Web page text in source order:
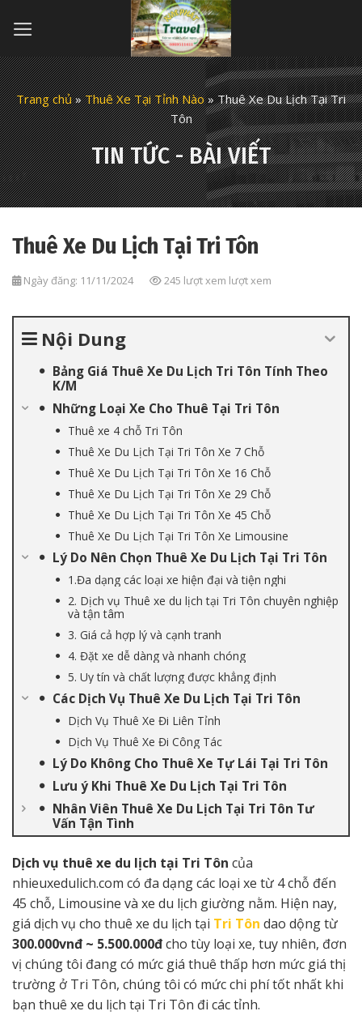
Trang chủ»Thuê Xe Tại Tỉnh Nào»Thuê Xe Du Lịch Tại Tri
Tôn
TIN TỨC - BÀI VIẾT
Thuê Xe Du Lịch Tại Tri Tôn
Ngày đăng: 11/11/2024 245 lượt xem lượt xem
Nội Dung
Bảng Giá Thuê Xe Du Lịch Tri Tôn Tính Theo
K/M
Những Loại Xe Cho Thuê Tại Tri Tôn
Thuê xe 4 chỗ Tri Tôn
Thuê Xe Du Lịch Tại Tri Tôn Xe 7 Chỗ
Thuê Xe Du Lịch Tại Tri Tôn Xe 16 Chỗ
Thuê Xe Du Lịch Tại Tri Tôn Xe 29 Chỗ
Thuê Xe Du Lịch Tại Tri Tôn Xe 45 Chỗ
Thuê Xe Du Lịch Tại Tri Tôn Xe Limousine
Lý Do Nên Chọn Thuê Xe Du Lịch Tại Tri Tôn
1.Đa dạng các loại xe hiện đại và tiện nghi
2. Dịch vụ Thuê xe du lịch tại Tri Tôn chuyên nghiệp
và tận tâm
3. Giá cả hợp lý và cạnh tranh
4. Đặt xe dễ dàng và nhanh chóng
5. Uy tín và chất lượng được khẳng định
Các Dịch Vụ Thuê Xe Du Lịch Tại Tri Tôn
Dịch Vụ Thuê Xe Đi Liên Tỉnh
Dịch Vụ Thuê Xe Đi Công Tác
Lý Do Không Cho Thuê Xe Tự Lái Tại Tri Tôn
Lưu ý Khi Thuê Xe Du Lịch Tại Tri Tôn
Nhân Viên Thuê Xe Du Lịch Tại Tri Tôn Tư
Vấn Tận Tình
Dịch vụ thuê xe du lịch tại Tri Tôn của
nhieuxedulich.com có đa dạng các loại xe từ 4 chỗ đến
45 chỗ, Limousine và xe du lịch giường nằm. Hiện nay,
giá dịch vụ cho thuê xe du lịch tại Tri Tôn dao dộng từ
300.000vnđ ~ 5.500.000đcho tùy loại xe, tuy nhiên, đơn
vị chúng tôi đang có mức giá thuê thấp hơn mức giá thị
trường ở Tri Tôn, chúng tôi có mức chi phí tốt nhất khi
bạn thuê xe du lịch tại Tri Tôn đi các tỉnh.